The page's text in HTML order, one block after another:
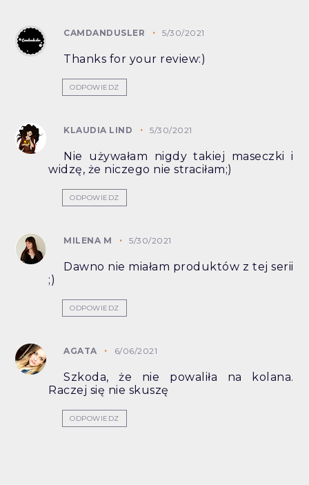
CAMDANDUSLER 5/30/2021
Thanks for your review:)
ODPOWIEDZ
KLAUDIA LIND 5/30/2021
Nie używałam nigdy takiej maseczki i
widzę, że niczego nie straciłam;)
ODPOWIEDZ
MILENA M 5/30/2021
Dawno nie miałam produktów z tej serii
;)
ODPOWIEDZ
AGATA 6/06/2021
Szkoda, że nie powaliła na kolana.
Raczej się nie skuszę
ODPOWIEDZ